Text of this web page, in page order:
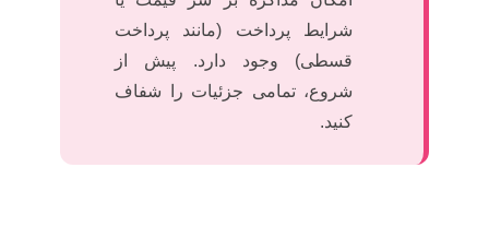
شرایط پرداخت (مانند پرداخت
قسطی) وجود دارد. پیش از
شروع، تمامی جزئیات را شفاف
کنید.